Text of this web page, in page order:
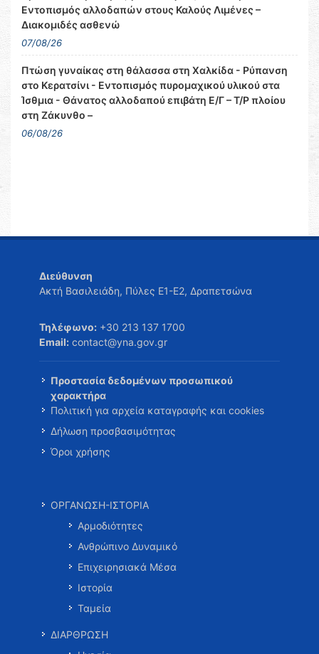
Εντοπισμός αλλοδαπών στους Καλούς Λιμένες –
Διακομιδές ασθενώ
07/08/26
Πτώση γυναίκας στη θάλασσα στη Χαλκίδα - Ρύπανση
στο Κερατσίνι - Εντοπισμός πυρομαχικού υλικού στα
Ίσθμια - Θάνατος αλλοδαπού επιβάτη Ε/Γ – Τ/Ρ πλοίου
στη Ζάκυνθο –
06/08/26
Διεύθυνση
Ακτή Βασιλειάδη, Πύλες Ε1-Ε2, Δραπετσώνα
Τηλέφωνο: +30 213 137 1700
Email: contact@yna.gov.gr
Προστασία δεδομένων προσωπικού
χαρακτήρα
Πολιτική για αρχεία καταγραφής και cookies
Δήλωση προσβασιμότητας
Όροι χρήσης
ΟΡΓΑΝΩΣΗ-ΙΣΤΟΡΙΑ
Αρμοδιότητες
Ανθρώπινο Δυναμικό
Επιχειρησιακά Μέσα
Ιστορία
Ταμεία
ΔΙΑΡΘΡΩΣΗ